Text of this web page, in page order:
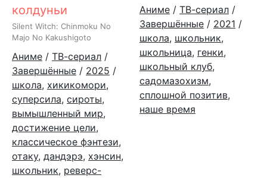
колдуньи
Silent Witch: Chinmoku No
Majo No Kakushigoto
Аниме / ТВ-сериал /
Завершённые / 2025 /
школа, хикикомори,
суперсила, сироты,
вымышленный мир,
достижение цели,
классическое фэнтези,
отаку, дандэрэ, хэнсин,
школьник, реверс-
Аниме / ТВ-сериал /
Завершённые / 2021 /
школа, школьник,
школьница, генки,
школьный клуб,
садомазохизм,
сплошной позитив,
наше время